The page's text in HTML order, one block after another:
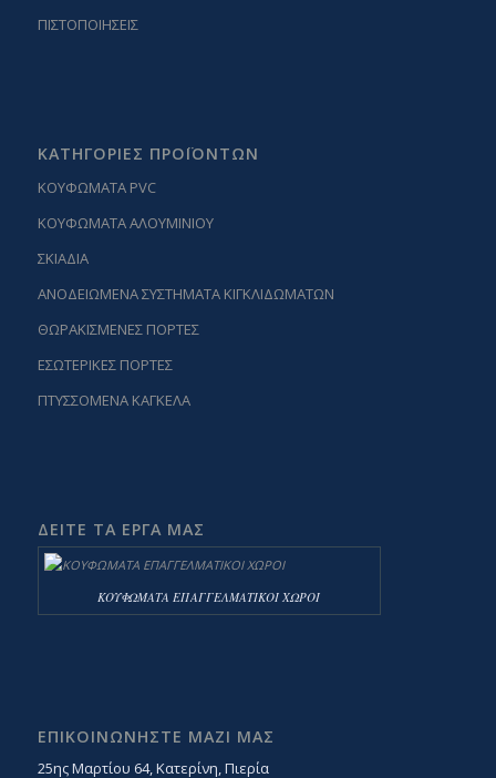
ΠΙΣΤΟΠΟΙΗΣΕΙΣ
ΚΑΤΗΓΟΡΙΕΣ ΠΡΟΪΟΝΤΩΝ
ΚΟΥΦΩΜΑΤΑ PVC
ΚΟΥΦΩΜΑΤΑ ΑΛΟΥΜΙΝΙΟΥ
ΣΚΙΑΔΙΑ
ΑΝΟΔΕΙΩΜΕΝΑ ΣΥΣΤΗΜΑΤΑ ΚΙΓΚΛΙΔΩΜΑΤΩΝ
ΘΩΡΑΚΙΣΜΕΝΕΣ ΠΟΡΤΕΣ
ΕΣΩΤΕΡΙΚΕΣ ΠΟΡΤΕΣ
ΠΤΥΣΣΟΜΕΝΑ ΚΑΓΚΕΛΑ
ΔΕΙΤΕ ΤΑ ΕΡΓΑ ΜΑΣ
ΚΟΥΦΩΜΑΤΑ ΕΠΑΓΓΕΛΜΑΤΙΚΟΙ ΧΩΡΟΙ
ΕΠΙΚΟΙΝΩΝΗΣΤΕ ΜΑΖΙ ΜΑΣ
25ης Μαρτίου 64, Κατερίνη, Πιερία